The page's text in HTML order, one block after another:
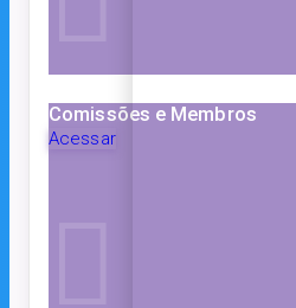
Comissões e Membros
Acessar